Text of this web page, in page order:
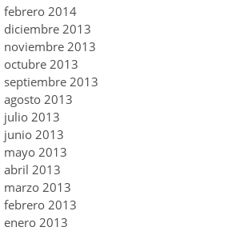
febrero 2014
diciembre 2013
noviembre 2013
octubre 2013
septiembre 2013
agosto 2013
julio 2013
junio 2013
mayo 2013
abril 2013
marzo 2013
febrero 2013
enero 2013